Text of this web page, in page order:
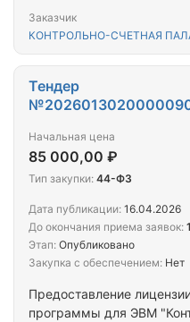
Заказчик
КОНТРОЛЬНО-СЧЕТНАЯ
Предоставление
программы для ЭВМ
Тендер
Начальная цена
85 000,00 ₽
Тип закупки: 44-ФЗ
Дата публикации: 16.04.2026
До окончания приема заявок:
Этап: Опубликовано
Закупка с обеспечением: Нет